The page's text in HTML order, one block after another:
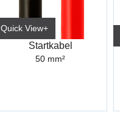
Quick View+
Startkabel
50 mm²